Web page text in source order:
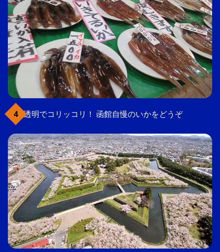
透明でコリッコリ！ 函館自慢のいかをどうぞ